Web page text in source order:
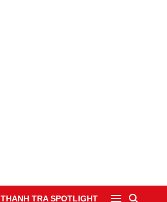
THANH TRA SPOTLIGHT